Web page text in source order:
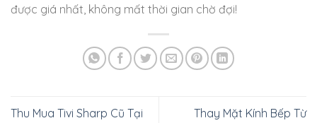
được giá nhất, không mất thời gian chờ đợi!
Thu Mua Tivi Sharp Cũ Tại
Thay Mặt Kính Bếp Từ